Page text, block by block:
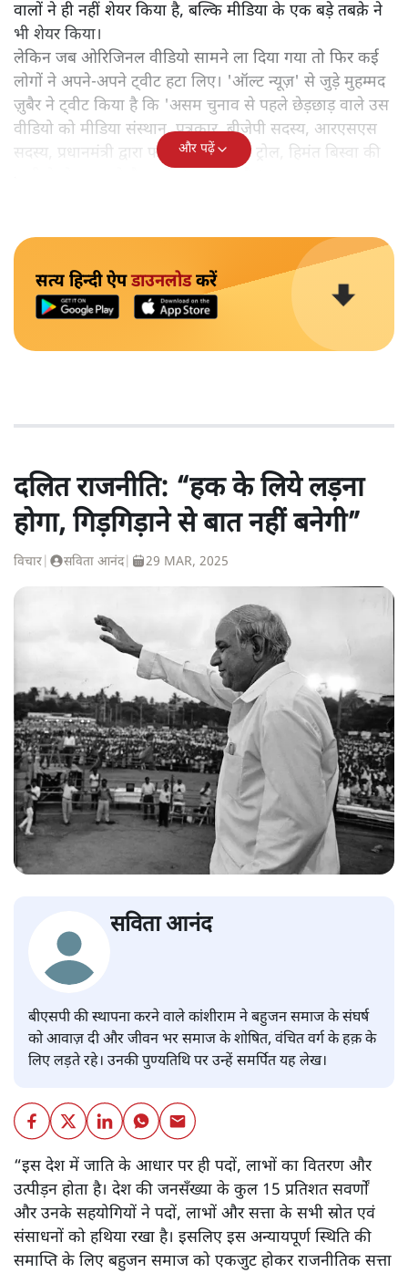
वालों ने ही नहीं शेयर किया है, बल्कि मीडिया के एक बड़े तबक़े ने
भी शेयर किया।
लेकिन जब ओरिजिनल वीडियो सामने ला दिया गया तो फिर कई
लोगों ने अपने-अपने ट्वीट हटा लिए। 'ऑल्ट न्यूज़' से जुड़े मुहम्मद
ज़ुबैर ने ट्वीट किया है कि 'असम चुनाव से पहले छेड़छाड़ वाले उस
वीडियो को मीडिया संस्थान, पत्रकार, बीजेपी सदस्य, आरएसएस
सदस्य, प्रधानमंत्री द्वारा फॉलो किए जा रहे ट्रोल, हिमंत बिस्वा की
और पढ़ें
सत्य हिन्दी ऐपडाउनलोडकरें
दलित राजनीति: “हक के लिये लड़ना
होगा, गिड़गिड़ाने से बात नहीं बनेगी”
विचार सविता आनंद| 29 MAR, 2025
सविता आनंद
बीएसपी की स्थापना करने वाले कांशीराम ने बहुजन समाज के संघर्ष
को आवाज़ दी और जीवन भर समाज के शोषित, वंचित वर्ग के हक़ के
लिए लड़ते रहे। उनकी पुण्यतिथि पर उन्हें समर्पित यह लेख।
“इस देश में जाति के आधार पर ही पदों, लाभों का वितरण और
उत्पीड़न होता है। देश की जनसँख्या के कुल 15 प्रतिशत सवर्णों
और उनके सहयोगियों ने पदों, लाभों और सत्ता के सभी स्रोत एवं
संसाधनों को हथिया रखा है। इसलिए इस अन्यायपूर्ण स्थिति की
समाप्ति के लिए बहुजन समाज को एकजुट होकर राजनीतिक सत्ता